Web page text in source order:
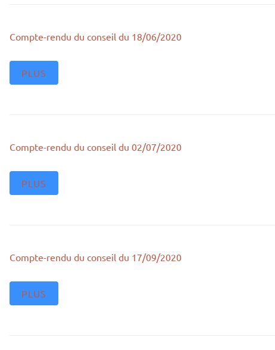
Compte-rendu du conseil du 18/06/2020
PLUS
Compte-rendu du conseil du 02/07/2020
PLUS
Compte-rendu du conseil du 17/09/2020
PLUS